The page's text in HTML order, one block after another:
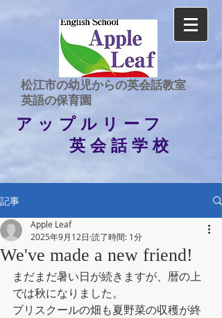
​松江市の幼児からの英会話教室
​英語の保育園
アップルリーフ
英会話学校
記事
We've made a new friend!
Apple Leaf
2025年9月12日 読了時間: 1分
まだまだ暑い日が続きますが、暦の上
では秋になりました。
プリスクールの畑も夏野菜の収穫が終